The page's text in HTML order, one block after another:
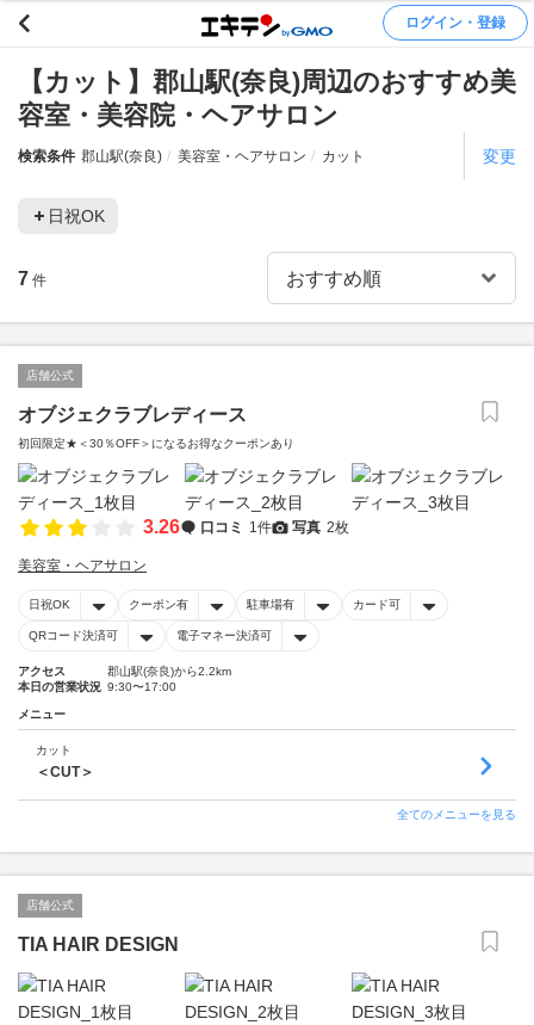
ログイン・登録
【カット】郡山駅(奈良)周辺のおすすめ美
容室・美容院・ヘアサロン
検索条件 郡山駅(奈良) 美容室・ヘアサロン カット 変更
日祝OK
7 件
店舗公式
オブジェクラブレディース
初回限定★＜30％OFF＞になるお得なクーポンあり
3.26 口コミ 1件 写真 2枚
美容室・ヘアサロン
日祝OK クーポン有 駐車場有 カード可
QRコード決済可 電子マネー決済可
アクセス
郡山駅(奈良)から2.2km
本日の営業状況 9:30〜17:00
メニュー
カット
＜CUT＞
全てのメニューを見る
店舗公式
TIA HAIR DESIGN